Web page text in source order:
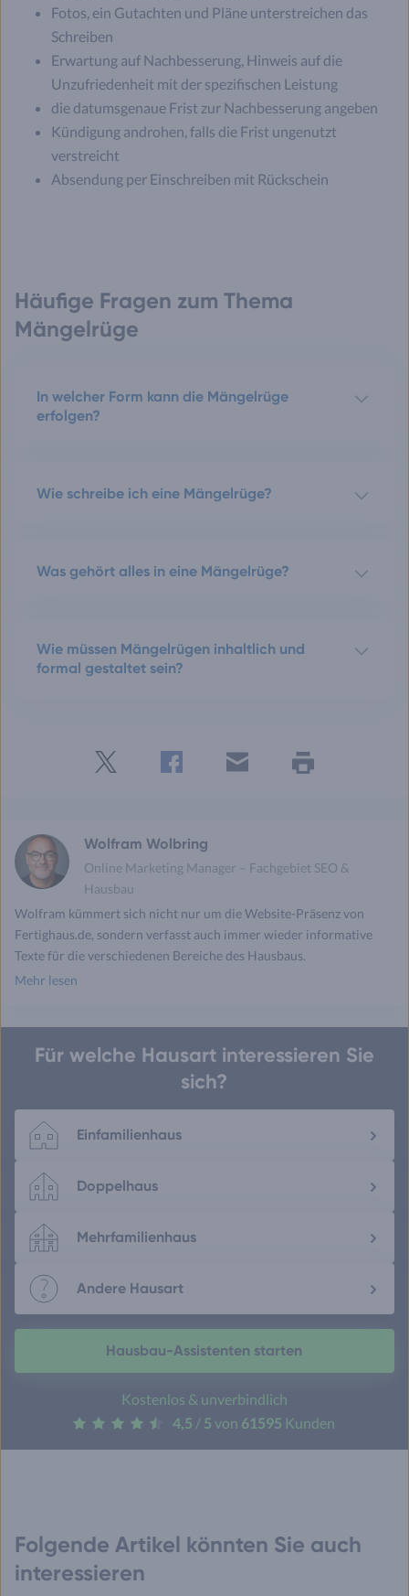
Fotos, ein Gutachten und Pläne unterstreichen das
Schreiben
Erwartung auf Nachbesserung, Hinweis auf die
Unzufriedenheit mit der spezifischen Leistung
die datumsgenaue Frist zur Nachbesserung angeben
Kündigung androhen, falls die Frist ungenutzt
verstreicht
Absendung per Einschreiben mit Rückschein
Häufige Fragen zum Thema
Mängelrüge
In welcher Form kann die Mängelrüge
erfolgen?
Wie schreibe ich eine Mängelrüge?
Was gehört alles in eine Mängelrüge?
Wie müssen Mängelrügen inhaltlich und
formal gestaltet sein?
Wolfram Wolbring
Online Marketing Manager – Fachgebiet SEO &
Hausbau
Wolfram kümmert sich nicht nur um die Website-Präsenz von
Fertighaus.de, sondern verfasst auch immer wieder informative
Texte für die verschiedenen Bereiche des Hausbaus.
Mehr lesen
Für welche Hausart interessieren Sie
sich?
Einfamilienhaus
Doppelhaus
Mehrfamilienhaus
Andere Hausart
Hausbau-Assistenten starten
Kostenlos & unverbindlich
4,5 / 5 von 61595 Kunden
Folgende Artikel könnten Sie auch
interessieren